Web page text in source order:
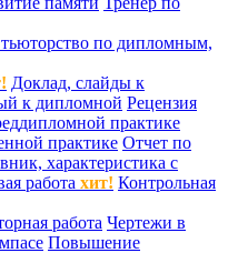
по дипломным,
Доклад, слайды к
к дипломной Рецензия
практике
практике Отчет по
характеристика с
работа хит! Контрольная
работа Чертежи в
Повышение